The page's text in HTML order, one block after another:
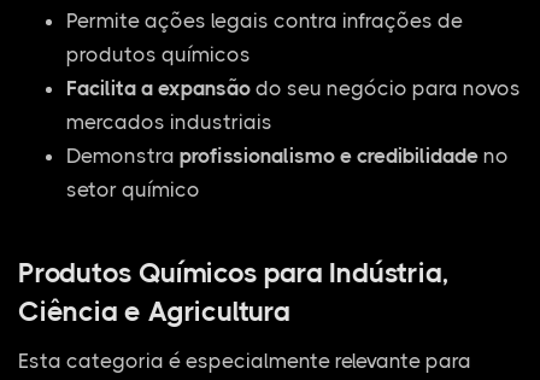
Permite ações legais contra infrações de
produtos químicos
Facilita a expansão do seu negócio para novos
mercados industriais
Demonstra profissionalismo e credibilidade no
setor químico
Produtos Químicos para Indústria,
Ciência e Agricultura
Esta categoria é especialmente relevante para